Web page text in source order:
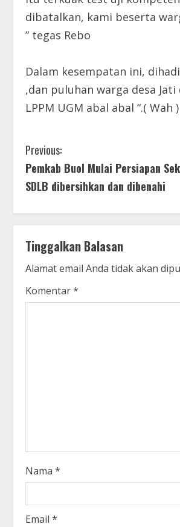
dibatalkan, kami beserta
” tegas Rebo
Dalam kesempatan ini,
,dan puluhan warga desa
LPPM UGM abal abal “.( Wah )
C
o
i
n
u
i
n
g
Previous:
Pemkab Buol Mulai Persiapan
SDLB dibersihkan dan dibenahi
Tinggalkan Balasan
Alamat email Anda tidak akan
Komentar*
Nama *
Email *